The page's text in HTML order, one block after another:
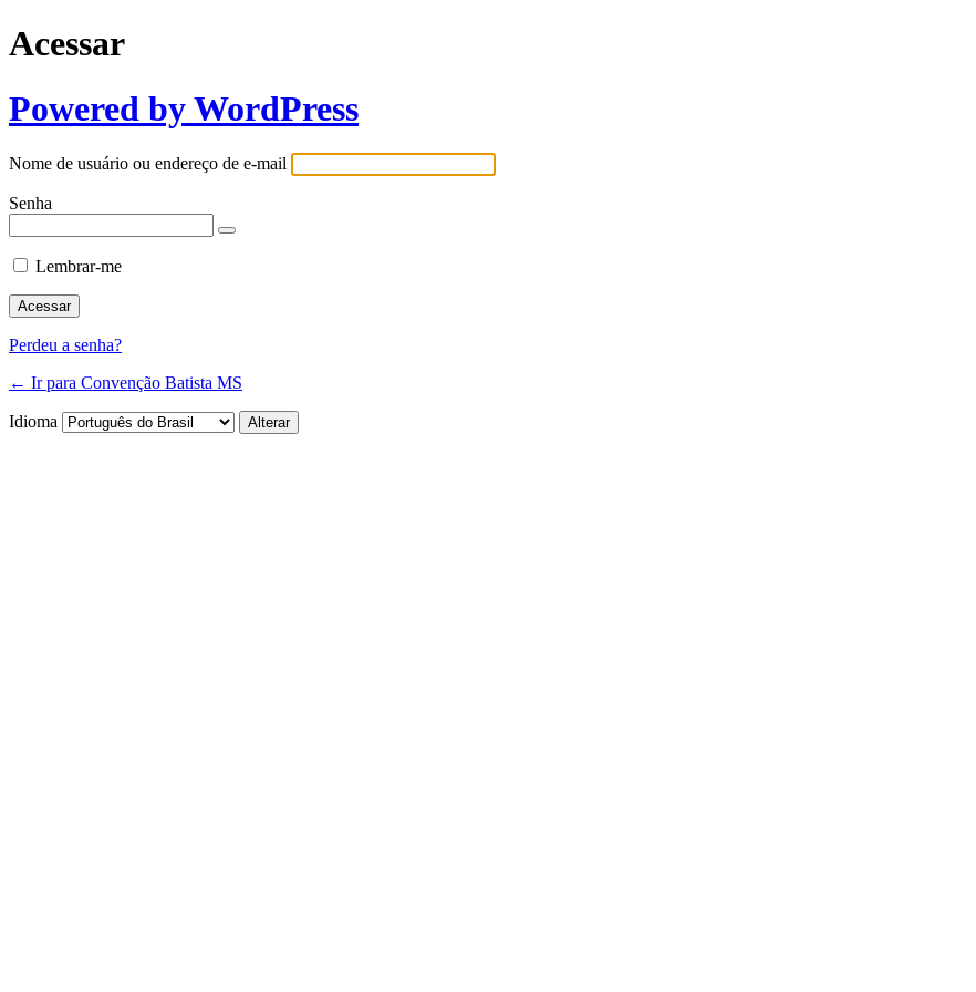
Acessar
Powered by WordPress
Nome de usuário ou endereço de e-mail
Senha
Lembrar-me
Perdeu a senha?
← Ir para Convenção Batista MS
Idioma